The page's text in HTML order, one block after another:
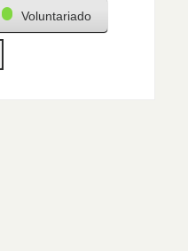
Voluntariado